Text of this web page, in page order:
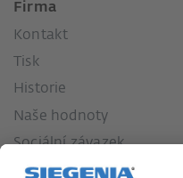
Firma
Kontakt
Tisk
Historie
Naše hodnoty
Sociální závazek